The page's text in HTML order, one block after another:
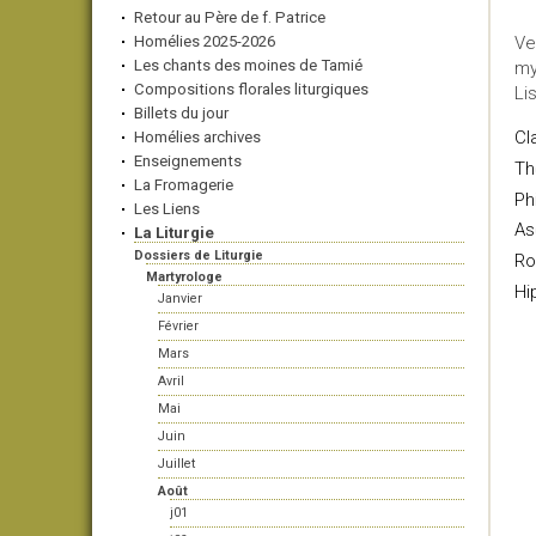
Retour au Père de f. Patrice
Homélies 2025-2026
Les chants des moines de Tamié
Compositions florales liturgiques
Billets du jour
Homélies archives
Enseignements
La Fromagerie
Les Liens
La Liturgie
Dossiers de Liturgie
Martyrologe
Janvier
Février
Mars
Avril
Mai
Juin
Juillet
Août
j01